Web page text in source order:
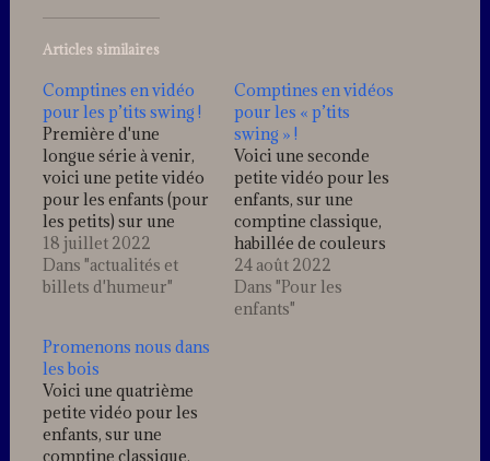
Articles similaires
Comptines en vidéo
pour les p’tits swing !
Première d'une
longue série à venir,
voici une petite vidéo
pour les enfants (pour
les petits) sur une
comptine classique,
habillée de couleurs
"jazz" par Stan...
l'ensemble des
publications du blog
pour les enfants, sur
l'onglet : "Les p'tits
swing"
18 juillet 2022
Dans "actualités et
billets d'humeur"
Comptines en vidéos
pour les « p’tits
swing » !
Voici une seconde
petite vidéo pour les
enfants, sur une
comptine classique,
habillée de couleurs
“jazz” par Stan…
Retrouvez toutes les
autres comptines et
24 août 2022
Dans "Pour les
enfants"
Promenons nous dans
les bois
Voici une quatrième
petite vidéo pour les
enfants, sur une
comptine classique,